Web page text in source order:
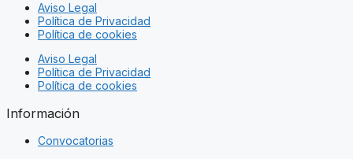
Aviso Legal
Política de Privacidad
Política de cookies
Aviso Legal
Política de Privacidad
Política de cookies
Información
Convocatorias